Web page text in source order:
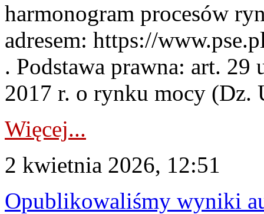
harmonogram procesów
adresem: https://
. Podstawa prawna: art. 29
2017 r. o rynku mocy (Dz.
Więcej...
2 kwietnia 2026, 12:51
Opublikowaliśmy wyniki